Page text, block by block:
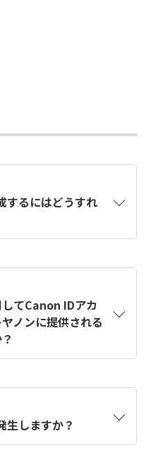
するにはどうすれ
カメラ】Canon IDとは
成方法は？をご確認く
てCanon IDアカ
ノンに提供される
します。アカウントを
この情報を使用して
を入力します。
生しますか？